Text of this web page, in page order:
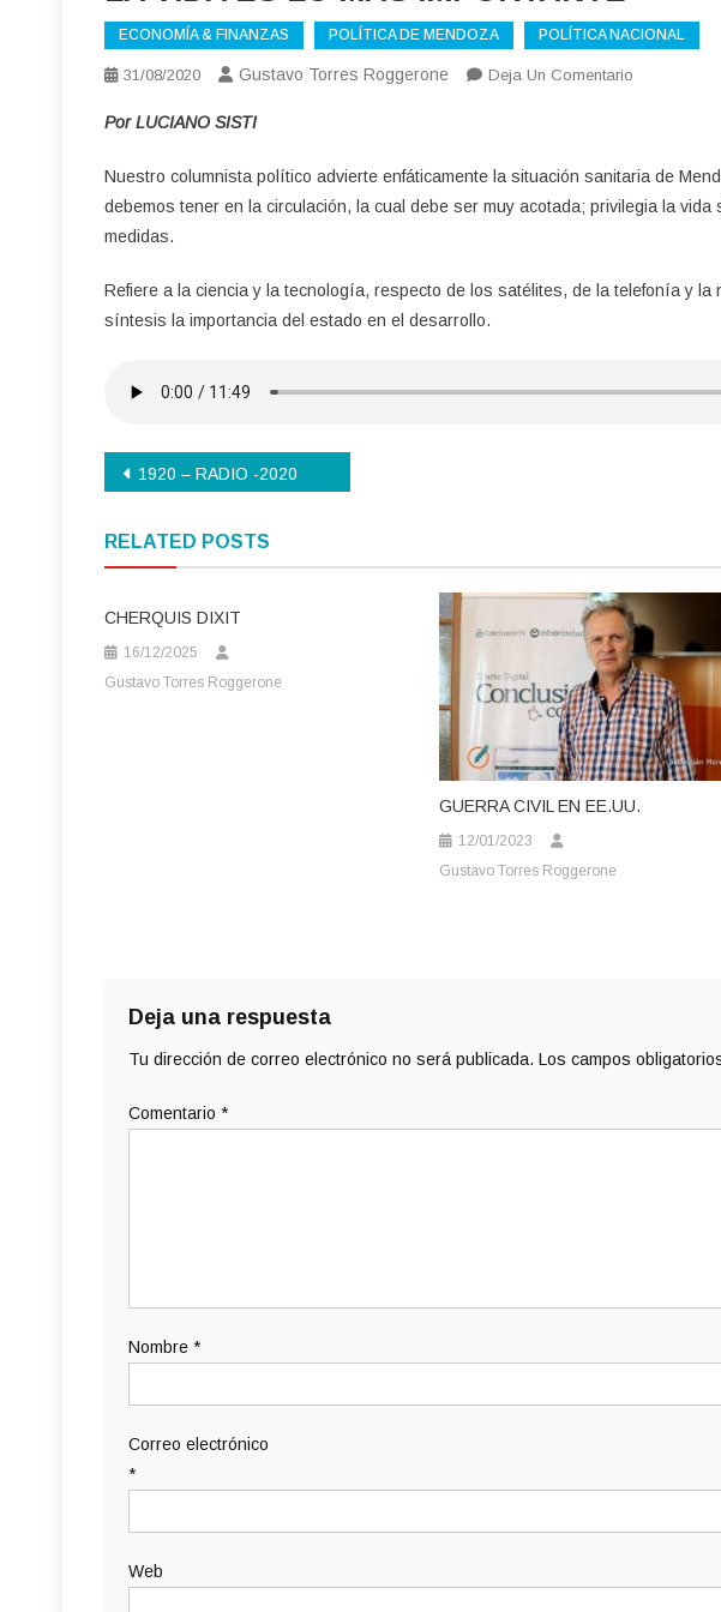
ECONOMÍA & FINANZAS POLÍTICA DE MENDOZA POLÍTICA NACIONAL
31/08/2020 Gustavo Torres Roggerone Deja Un Comentario
LO
MAS
Por LUCIANO SISTI
Nuestro columnista político advierte enfáticamente la situación sanitaria de
debemos tener en la circulación, la cual debe ser muy acotada; privilegia la
medidas.
Refiere a la ciencia y la tecnología, respecto de los satélites, de la telefonía y la
síntesis la importancia del estado en el desarrollo.
Navegación
entradas
1920 – RADIO -2020
RELATED POSTS
CHERQUIS DIXIT
16/12/2025
Gustavo Torres Roggerone
GUERRA CIVIL EN EE.UU.
12/01/2023
Gustavo Torres Roggerone
Deja una respuesta
Tu dirección de correo electrónico no será publicada. Los campos
Comentario *
Nombre *
Correo electrónico
*
Web